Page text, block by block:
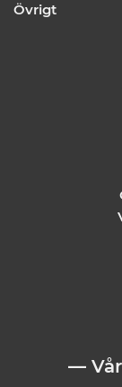
Övrigt
—